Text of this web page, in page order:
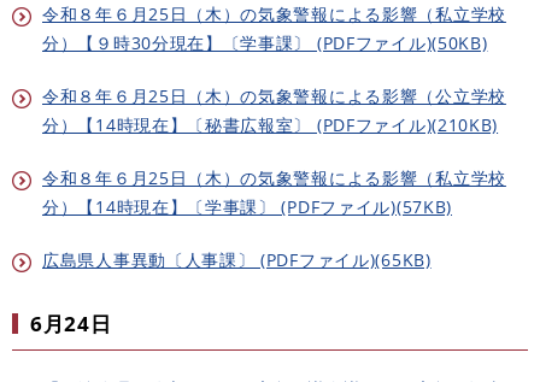
令和８年６月25日（木）の気象警報による影響（私立学校
分）【９時30分現在】〔学事課〕 (PDFファイル)(50KB)
令和８年６月25日（木）の気象警報による影響（公立学校
分）【14時現在】〔秘書広報室〕 (PDFファイル)(210KB)
令和８年６月25日（木）の気象警報による影響（私立学校
分）【14時現在】〔学事課〕 (PDFファイル)(57KB)
広島県人事異動〔人事課〕 (PDFファイル)(65KB)
6月24日